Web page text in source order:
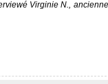
Virginie N.,